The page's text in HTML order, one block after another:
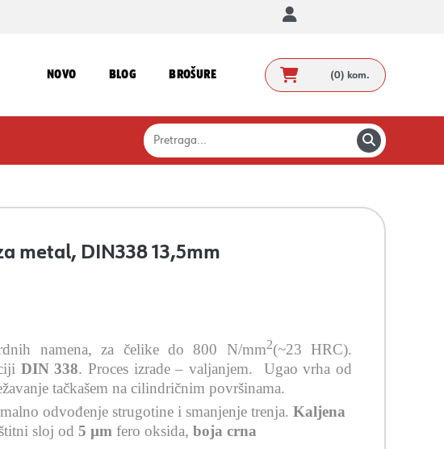
NOVO BLOG BROŠURE (0) kom.
metal, DIN338 13,5mm
namena, za čelike do 800 N/mm2(~23 HRC).
DIN 338. Proces izrade – valjanjem.
Ugao vrha od
tačkašem na cilindričnim površinama.
odvođenje strugotine i smanjenje trenja. Kaljena
sloj od5 µm fero oksida,boja crna